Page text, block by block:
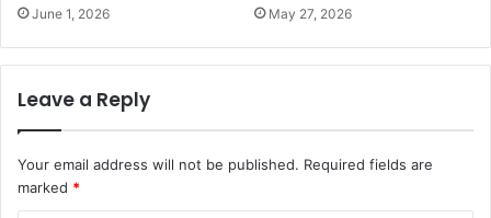
June 1, 2026 May 27, 2026
Leave a Reply
Your email address will not be published. Required fields are
marked *